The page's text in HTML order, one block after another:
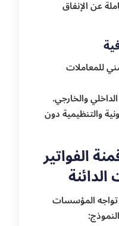
عن الإنفاق
للمعاملات
والخارجي.
والتنظيمية دون
الفواتير
تواجه المؤسسات